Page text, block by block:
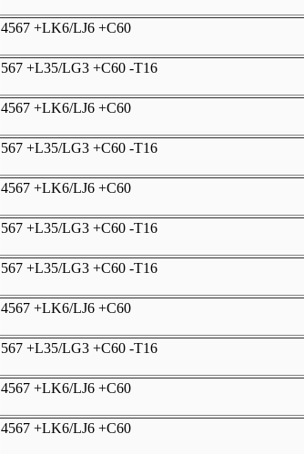
4567 +LK6/LJ6 +C60
567 +L35/LG3 +C60 -T16
4567 +LK6/LJ6 +C60
567 +L35/LG3 +C60 -T16
4567 +LK6/LJ6 +C60
567 +L35/LG3 +C60 -T16
567 +L35/LG3 +C60 -T16
4567 +LK6/LJ6 +C60
567 +L35/LG3 +C60 -T16
4567 +LK6/LJ6 +C60
4567 +LK6/LJ6 +C60